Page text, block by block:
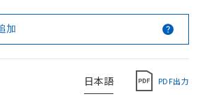
加
日本語 PDF出力